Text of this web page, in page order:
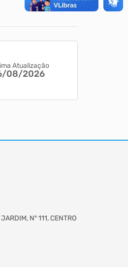
Atualização
08/2026
Nº 111, CENTRO